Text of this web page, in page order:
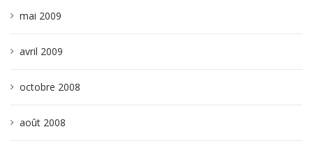
mai 2009
avril 2009
octobre 2008
août 2008